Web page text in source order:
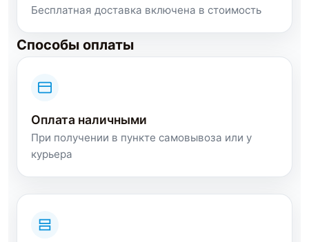
Бесплатная доставка включена в стоимость
Способы оплаты
Оплата наличными
При получении в пункте самовывоза или у
курьера